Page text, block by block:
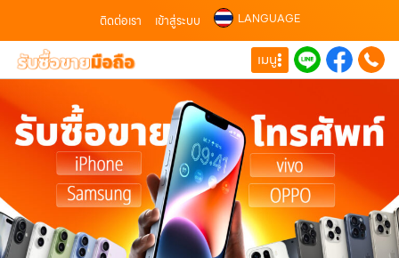
ติดต่อเรา เข้าสู่ระบบ LANGUAGE
เมนู